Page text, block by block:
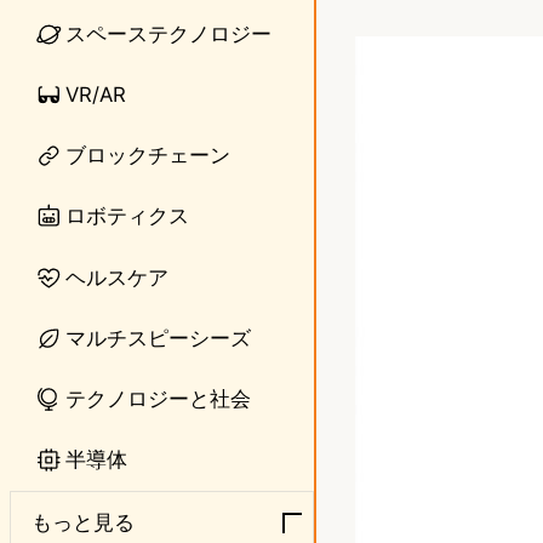
スペーステクノロジー
VR/AR
ブロックチェーン
ロボティクス
ヘルスケア
マルチスピーシーズ
テクノロジーと社会
半導体
もっと見る